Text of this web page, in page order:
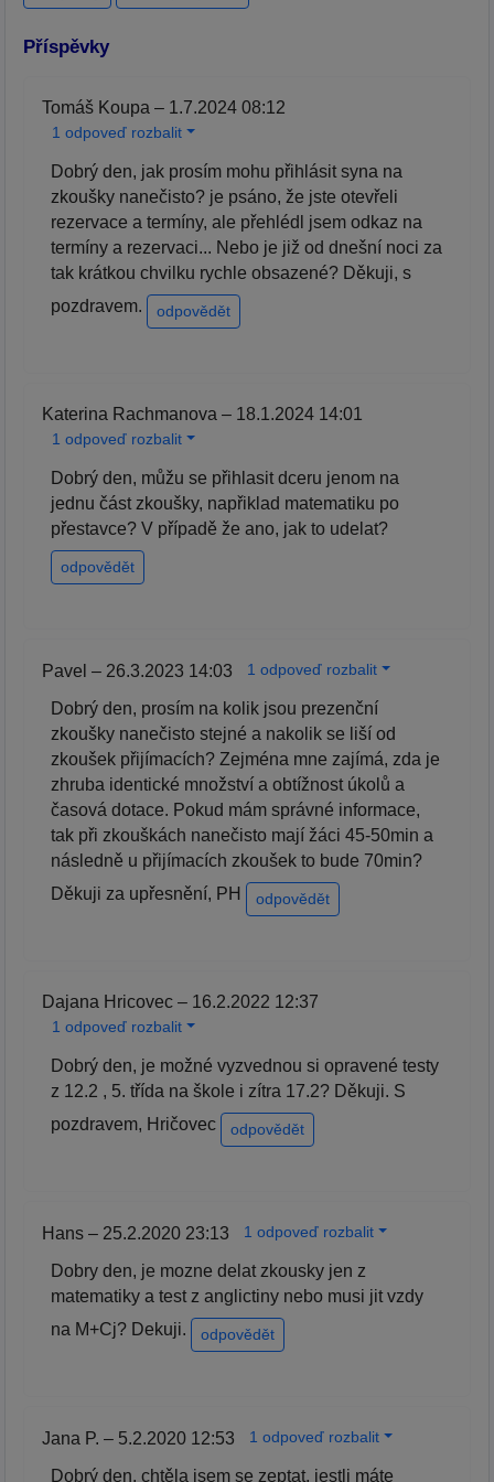
Příspěvky
Tomáš Koupa – 1.7.2024 08:12
1 odpoveď rozbalit
Dobrý den, jak prosím mohu přihlásit syna na
zkoušky nanečisto? je psáno, že jste otevřeli
rezervace a termíny, ale přehlédl jsem odkaz na
termíny a rezervaci... Nebo je již od dnešní noci za
tak krátkou chvilku rychle obsazené? Děkuji, s
pozdravem.
odpovědět
Katerina Rachmanova – 18.1.2024 14:01
1 odpoveď rozbalit
Dobrý den, můžu se přihlasit dceru jenom na
jednu část zkoušky, napřiklad matematiku po
přestavce? V případě že ano, jak to udelat?
odpovědět
Pavel – 26.3.2023 14:03 1 odpoveď rozbalit
Dobrý den, prosím na kolik jsou prezenční
zkoušky nanečisto stejné a nakolik se liší od
zkoušek přijímacích? Zejména mne zajímá, zda je
zhruba identické množství a obtížnost úkolů a
časová dotace. Pokud mám správné informace,
tak při zkouškách nanečisto mají žáci 45-50min a
následně u přijímacích zkoušek to bude 70min?
Děkuji za upřesnění, PH
odpovědět
Dajana Hricovec – 16.2.2022 12:37
1 odpoveď rozbalit
Dobrý den, je možné vyzvednou si opravené testy
z 12.2 , 5. třída na škole i zítra 17.2? Děkuji. S
pozdravem, Hričovec
odpovědět
Hans – 25.2.2020 23:13 1 odpoveď rozbalit
Dobry den, je mozne delat zkousky jen z
matematiky a test z anglictiny nebo musi jit vzdy
na M+Cj? Dekuji.
odpovědět
Jana P. – 5.2.2020 12:53 1 odpoveď rozbalit
Dobrý den, chtěla jsem se zeptat, jestli máte